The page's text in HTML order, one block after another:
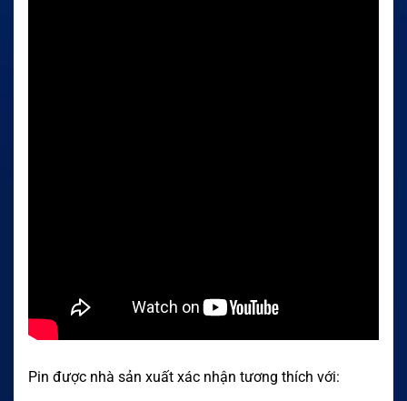
Pin được nhà sản xuất xác nhận tương thích với: